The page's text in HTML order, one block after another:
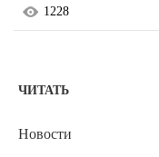
1228
ЧИТАТЬ
Новости